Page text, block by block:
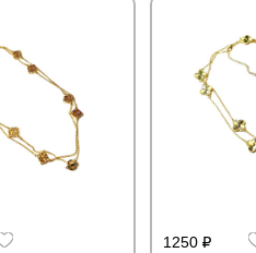
1250